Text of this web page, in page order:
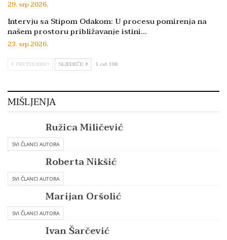
29. srp 2026.
Intervju sa Stipom Odakom: U procesu pomirenja na
našem prostoru približavanje istini…
23. srp 2026.
PRETHODNO SLJEDEĆE 1 od 198
MIŠLJENJA
Ružica Miličević
SVI ČLANCI AUTORA
Roberta Nikšić
SVI ČLANCI AUTORA
Marijan Oršolić
SVI ČLANCI AUTORA
Ivan Šarčević